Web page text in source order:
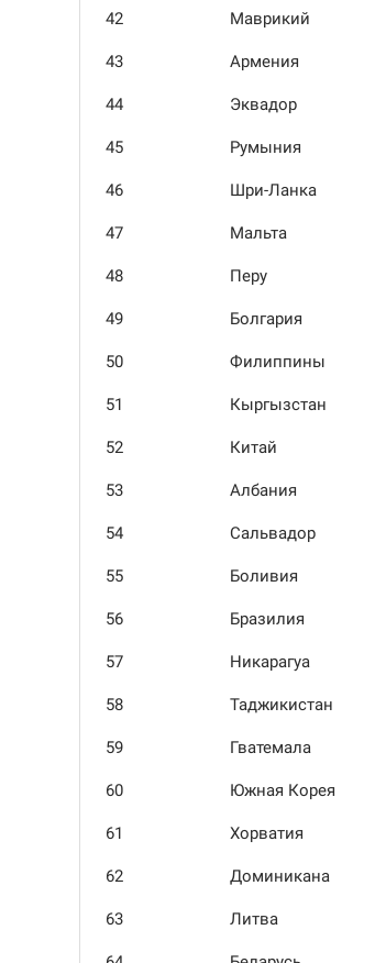
42 Маврикий
43 Армения
44 Эквадор
45 Румыния
46 Шри-Ланка
47 Мальта
48 Перу
49 Болгария
50 Филип­пины
51 Кыргыз­стан
52 Китай
53 Албания
54 Сальва­дор
55 Боливия
56 Бразилия
57 Ника­рагуа
58 Таджики­стан
59 Гватемала
60 Южная Корея
61 Хорватия
62 Домини­кана
63 Литва